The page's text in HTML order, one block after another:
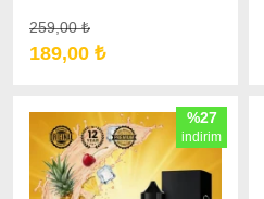
259,00 ₺
189,00 ₺
%27
indirim